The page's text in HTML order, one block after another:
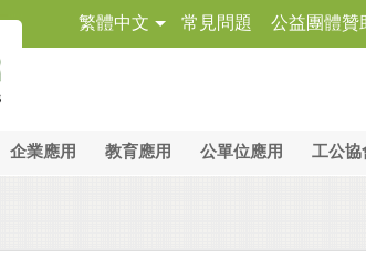
繁體中文 常見問題 公益團體贊
企業應用 教育應用 公單位應用 工公協